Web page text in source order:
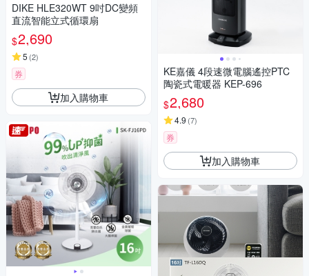
DIKE HLE320WT 9吋DC變頻
直流智能立式循環扇
$2,690
5 (2)
券
加入購物車
KE嘉儀 4段速微電腦遙控PTC
陶瓷式電暖器 KEP-696
$2,680
4.9 (7)
券
加入購物車